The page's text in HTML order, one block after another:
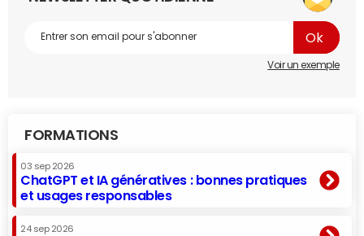
Voir un exemple
FORMATIONS
03 sep 2026
ChatGPT et IA génératives : bonnes pratiques
et usages responsables
24 sep 2026